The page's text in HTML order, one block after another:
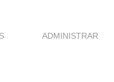
ADMINISTRAR